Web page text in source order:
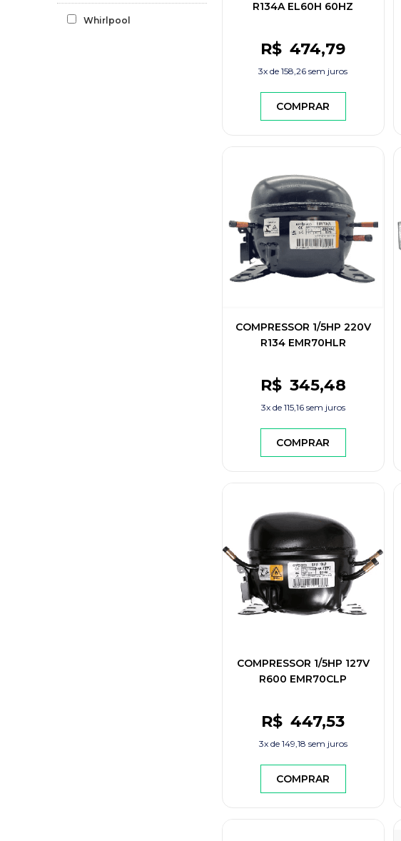
Whirlpool
R134A EL60H 60HZ
R$ 474,79
3x de 158,26 sem juros
COMPRAR
COMPRESSOR 1/5HP 220V
R134 EMR70HLR
R$ 345,48
3x de 115,16sem juros
COMPRAR
COMPRESSOR 1/5HP 127V
R600 EMR70CLP
R$ 447,53
3x de 149,18 sem juros
COMPRAR